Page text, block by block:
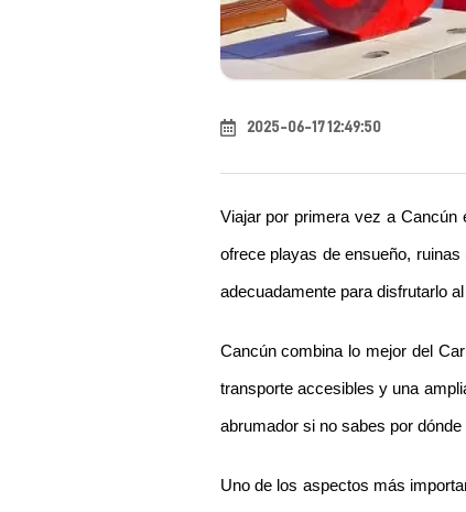
2025-06-17 12:49:50
Viajar por primera vez a Cancún
ofrece playas de ensueño,
adecuadamente para disfrutarlo
Cancún combina lo mejor del
transporte accesibles y una
abrumador si no sabes por dónde
Uno de los aspectos más